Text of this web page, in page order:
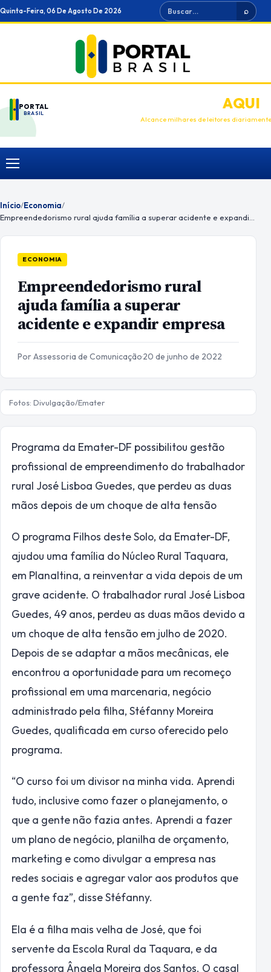
Ir
para
Quinta-Feira, 06 De Agosto De 2026 Buscar ⌕
PORTAL
BRASIL
ANUNCIEAQUI
Alcance milhares de leitores diariamente
Menu
Início/Economia/
ECONOMIA
Empreendedorismo rural
ajuda família a superar
acidente e expandir empresa
Por Assessoria de Comunicação·20 de junho de 2022
Fotos: Divulgação/Emater
Programa da Emater-DF possibilitou gestão
profissional de empreendimento do trabalhador
rural José Lisboa Guedes, que perdeu as duas
mãos depois de um choque de alta tensão
O programa Filhos deste Solo, da Emater-DF,
ajudou uma família do Núcleo Rural Taquara,
em Planaltina, a reinventar a vida depois de um
grave acidente. O trabalhador rural José Lisboa
Guedes, 49 anos, perdeu as duas mãos devido a
um choque de alta tensão em julho de 2020.
Depois de se adaptar a mãos mecânicas, ele
encontrou a oportunidade para um recomeço
profissional em uma marcenaria, negócio
administrado pela filha, Stéfanny Moreira
Guedes, qualificada em curso oferecido pelo
programa.
“O curso foi um divisor na minha vida. Aprendi
tudo, inclusive como fazer o planejamento, o
que a gente não fazia antes. Aprendi a fazer
um plano de negócio, planilha de orçamento,
marketing e como divulgar a empresa nas
redes sociais e agregar valor aos produtos que
a gente faz”, disse Stéfanny.
Ela é a filha mais velha de José, que foi
servente da Escola Rural da Taquara, e da
professora Ângela Moreira dos Santos. O casal